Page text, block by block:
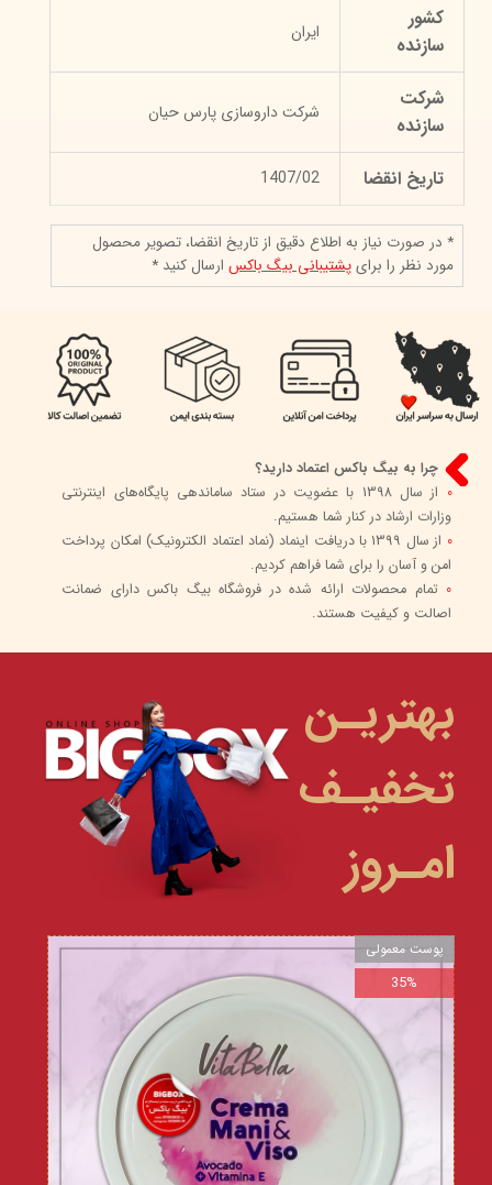
کشور
سازنده
ایران
شرکت
سازنده
شرکت داروسازی پارس حیان
تاریخ انقضا 1407/02
* در صورت نیاز به اطلاع دقیق از تاریخ انقضا، تصویر محصول
مورد نظر را برایپشتیبانی بیگ باکسارسال کنید *
چرا به بیگ باکس اعتماد دارید؟
0
از سال 1398 با عضویت در ستاد ساماندهی پایگاه‌های اینترنتی
وزارات ارشاد در کنار شما هستیم.
0
از سال 1399 با دریافت اینماد (نماد اعتماد الکترونیک) امکان پرداخت
امن و آسان را برای شما فراهم کردیم.
0 تمام محصولات ارائه شده در فروشگاه بیگ باکس دارای ضمانت
اصالت و کیفیت هستند.
بهتریـن
تخفیـف
امـروز
پوست معمولی
35%